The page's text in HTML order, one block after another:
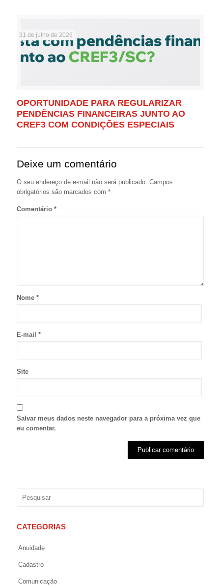
31 de julho de 2026
OPORTUNIDADE PARA REGULARIZAR
PENDÊNCIAS FINANCEIRAS JUNTO AO
CREF3 COM CONDIÇÕES ESPECIAIS
Deixe um comentário
O seu endereço de e-mail não será publicado. Campos
obrigatórios são marcados com *
Comentário *
Nome *
E-mail *
Site
Salvar meus dados neste navegador para a próxima vez que
eu comentar.
CATEGORIAS
Anuidade
Cadastro
Comunicação